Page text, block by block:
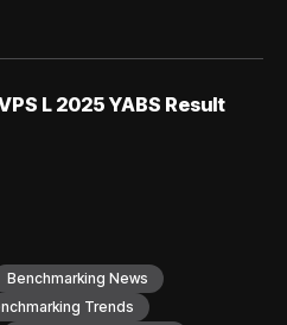
L 2025 YABS Result
Benchmarking News
Trends